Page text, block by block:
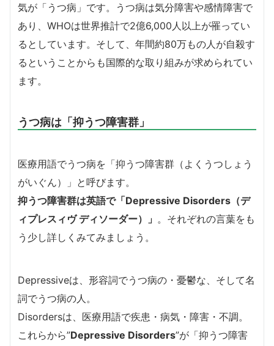
気が「うつ病」です。うつ病は気分障害や感情障害で
あり、WHOは世界推計で2億6,000人以上が罹ってい
るとしています。そして、年間約80万もの人が自殺す
るということからも国際的な取り組みが求められてい
ます。
うつ病は「抑うつ障害群」
医療用語でうつ病を「抑うつ障害群（よくうつしょう
がいぐん）」と呼びます。
抑うつ障害群は英語で「Depressive Disorders（デ
ィプレスィヴ ディソーダー）」 。それぞれの言葉をも
う少し詳しくみてみましょう。
Depressiveは、形容詞でうつ病の・憂鬱な、そして名
詞でうつ病の人。
Disordersは、医療用語で疾患・病気・障害・不調。
これらから”Depressive Disorders”が「抑うつ障害